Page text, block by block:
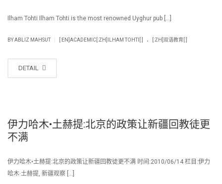
Ilham Tohti Ilham Tohti is the most renowned Uyghur pub […]
BYABLIZ MAHSUT [:EN]ACADEMIC[:ZH]ILHAM TOHTI[:] . [:ZH]双语教育[:]
DETAIL
伊力哈木•土赫提:北京的政策让新疆回教徒更
不满
伊力哈木•土赫提:北京的政策让新疆回教徒更不满 时间:2010/06/14 栏目:伊力
哈木·土赫提, 新疆观察 […]